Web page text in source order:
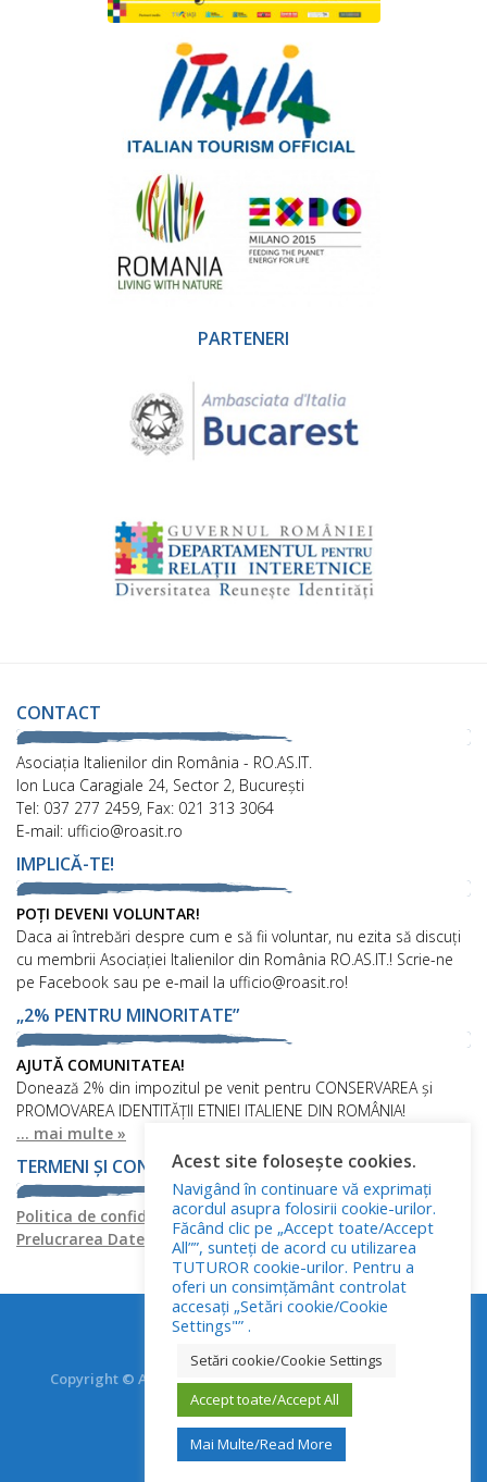
PARTENERI
CONTACT
Asociaţia Italienilor din România - RO.AS.IT.
Ion Luca Caragiale 24, Sector 2, București
Tel: 037 277 2459, Fax: 021 313 3064
E-mail: ufficio@roasit.ro
IMPLICĂ-TE!
POȚI DEVENI VOLUNTAR!
Daca ai întrebări despre cum e să fii voluntar, nu ezita să discuți
cu membrii Asociației Italienilor din România RO.AS.IT.! Scrie-ne
pe Facebook sau pe e-mail la ufficio@roasit.ro!
„2% PENTRU MINORITATE”
AJUTĂ COMUNITATEA!
Donează 2% din impozitul pe venit pentru CONSERVAREA și
PROMOVAREA IDENTITĂȚII ETNIEI ITALIENE DIN ROMÂNIA!
... mai multe »
TERMENI ȘI CONDIȚII
Politica de confidențialitatePolitica privind fișierele cookies
Prelucrarea Datelor cu Caracter Personal
Copyright © Asociația Italienilor din România - RO.AS.IT.
Toate drepturile rezervate.
Acest site folosește cookies.
Navigând în continuare vă exprimați
acordul asupra folosirii cookie-urilor.
Făcând clic pe „Accept toate/Accept
All””, sunteți de acord cu utilizarea
TUTUROR cookie-urilor. Pentru a
oferi un consimțământ controlat
accesați „Setări cookie/Cookie
Settings"” .
Setări cookie/Cookie Settings
Accept toate/Accept All
Mai Multe/Read More